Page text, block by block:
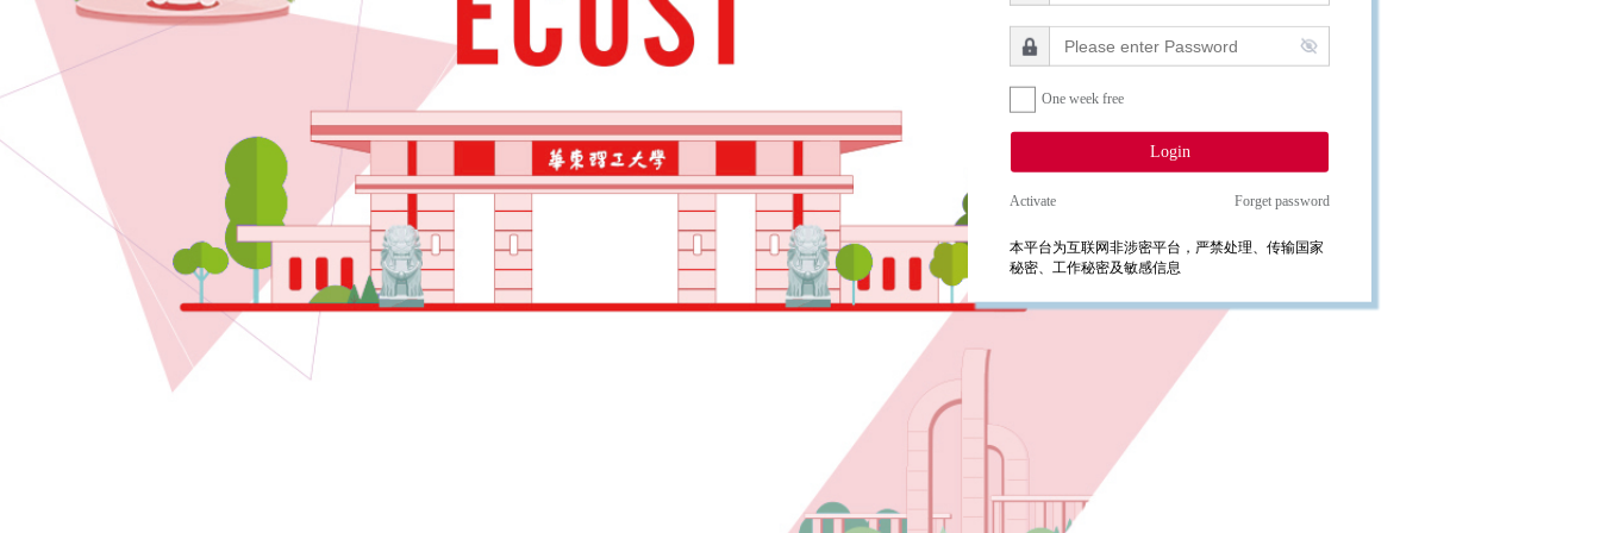
One week free
Login
Activate Forget password
本平台为互联网非涉密平台，严禁处理、传输国家
秘密、工作秘密及敏感信息